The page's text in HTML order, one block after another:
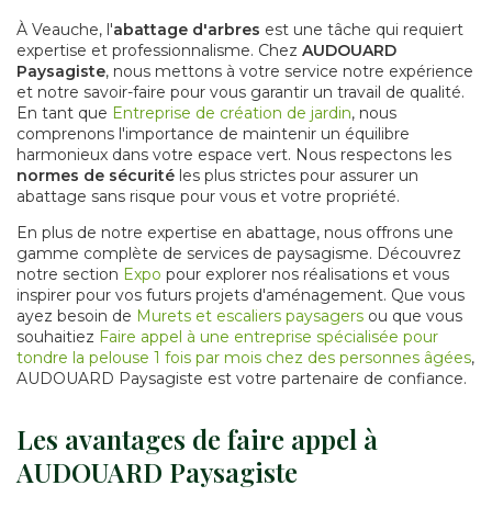
À Veauche, l'abattage d'arbres est une tâche qui requiert
expertise et professionnalisme. Chez AUDOUARD
Paysagiste, nous mettons à votre service notre expérience
et notre savoir-faire pour vous garantir un travail de qualité.
En tant que Entreprise de création de jardin, nous
comprenons l'importance de maintenir un équilibre
harmonieux dans votre espace vert. Nous respectons les
normes de sécurité les plus strictes pour assurer un
abattage sans risque pour vous et votre propriété.
En plus de notre expertise en abattage, nous offrons une
gamme complète de services de paysagisme. Découvrez
notre section Expo pour explorer nos réalisations et vous
inspirer pour vos futurs projets d'aménagement. Que vous
ayez besoin de Murets et escaliers paysagers ou que vous
souhaitiez Faire appel à une entreprise spécialisée pour
tondre la pelouse 1 fois par mois chez des personnes âgées,
AUDOUARD Paysagiste est votre partenaire de confiance.
Les avantages de faire appel à
AUDOUARD Paysagiste